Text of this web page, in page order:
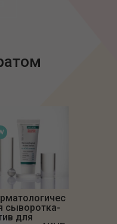
сыворотка-
для